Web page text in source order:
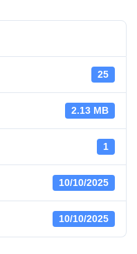
25
2.13 MB
1
10/10/2025
10/10/2025